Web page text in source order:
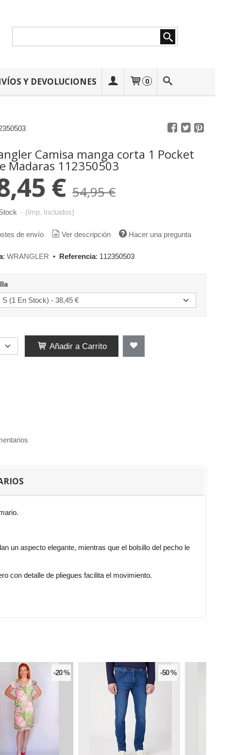
Y DEVOLUCIONES 0
Camisa manga corta 1 Pocket
Madaras 112350503
€ 54,95 €
- (Imp. Incluidos)
de envío Ver descripción Hacer una pregunta
: WRANGLER • Referencia: 112350503
Añadir a Carrito
un aspecto elegante, mientras que el bolsillo del pecho le
con detalle de pliegues facilita el movimiento.
-20 % -50 %